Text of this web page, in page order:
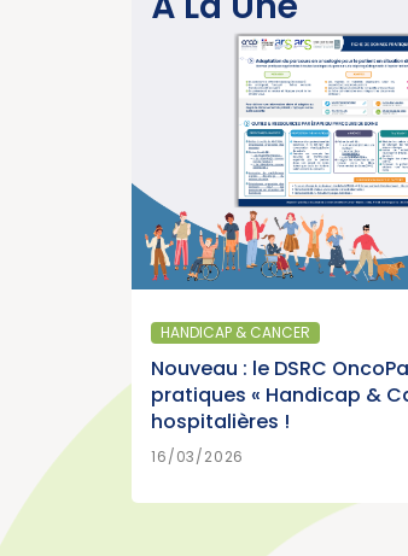
HANDICAP & CANCER
Nouveau : le DSRC
pratiques « Handicap &
hospitalières !
16/03/2026
année charnière pour la lutte
cancers » (Institut National du
EN SAVOIR
SANTÉ PUBLIQUE - ÉPIDÉMIOLOGIE
Parution du panorama des
France, édition 2026 (Institut
15/07/2026